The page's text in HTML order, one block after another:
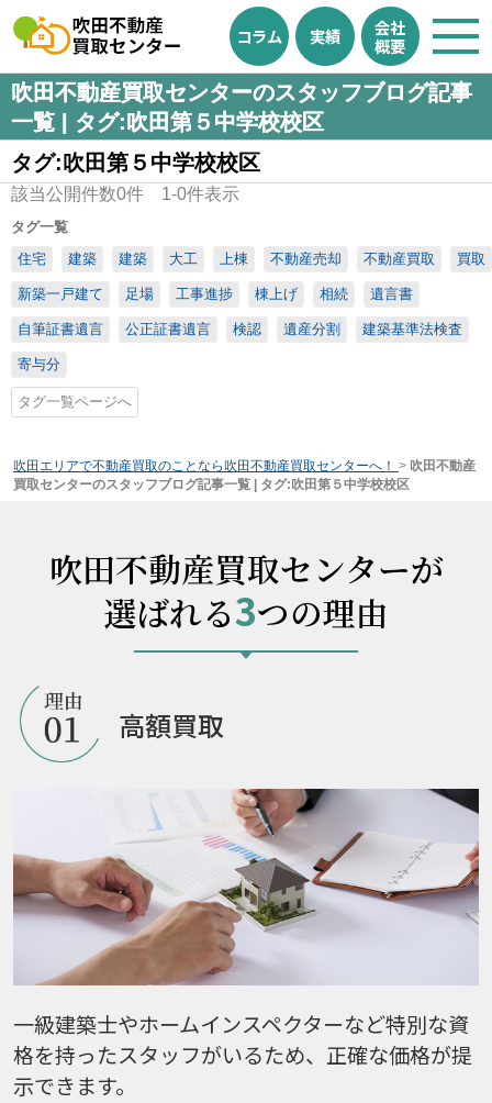
コラム 実績
会社
概要
吹田不動産買取センターのスタッフブログ記事
一覧 | タグ:吹田第５中学校校区
タグ:吹田第５中学校校区
該当公開件数0件 1-0件表示
タグ一覧
住宅
建築 建築 大工 上棟 不動産売却 不動産買取 買取
新築一戸建て 足場 工事進捗 棟上げ 相続 遺言書
自筆証書遺言 公正証書遺言 検認 遺産分割 建築基準法検査
寄与分
タグ一覧ページへ
吹田エリアで不動産買取のことなら吹田不動産買取センターへ！ > 吹田不動産
買取センターのスタッフブログ記事一覧 | タグ:吹田第５中学校校区
吹田不動産買取センターが
選ばれる3つの理由
高額買取
一級建築士やホームインスペクターなど特別な資
格を持ったスタッフがいるため、正確な価格が提
示できます。